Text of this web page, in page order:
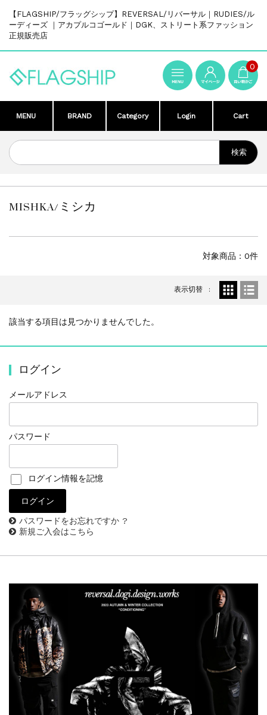
【FLAGSHIP/フラッグシップ】REVERSAL/リバーサル｜RUDIES/ル
ーディーズ ｜アカプルコゴールド｜DGK、ストリート系ファッション
正規販売店
0
MENU BRAND Category Login Cart
MISHKA/ミシカ
対象商品：0件
表示切替
該当する項目は見つかりませんでした。
ログイン
メールアドレス
パスワード
ログイン情報を記憶
パスワードをお忘れですか ?
新規ご入会はこちら